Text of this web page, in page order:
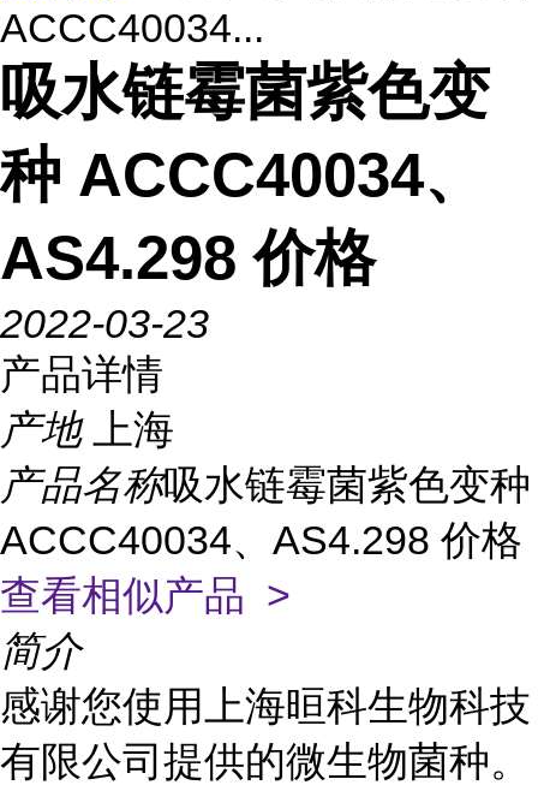
ACCC40034...
吸水链霉菌紫色变
种 ACCC40034、
AS4.298 价格
2022-03-23
产品详情
产地
上海
产品名称吸水链霉菌紫色变种
ACCC40034、AS4.298 价格
查看相似产品 >
简介
感谢您使用上海晅科生物科技
有限公司提供的微生物菌种。